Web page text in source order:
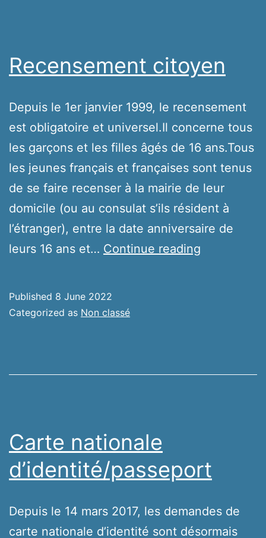
Recensement citoyen
Depuis le 1er janvier 1999, le recensement
est obligatoire et universel.Il concerne tous
les garçons et les filles âgés de 16 ans.Tous
les jeunes français et françaises sont tenus
de se faire recenser à la mairie de leur
domicile (ou au consulat s’ils résident à
l’étranger), entre la date anniversaire de
leurs 16 ans et… Continue reading
Published 8 June 2022
Categorized as Non classé
Carte nationale
d’identité/passeport
Depuis le 14 mars 2017, les demandes de
carte nationale d’identité sont désormais